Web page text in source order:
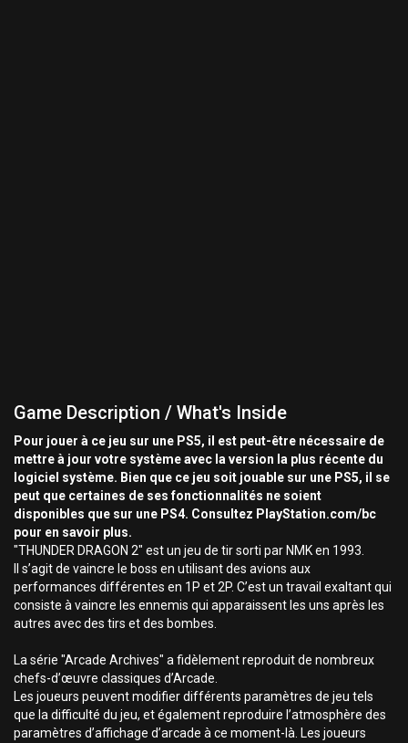
Game Description / What's Inside
Pour jouer à ce jeu sur une PS5, il est peut-être nécessaire de
mettre à jour votre système avec la version la plus récente du
logiciel système. Bien que ce jeu soit jouable sur une PS5, il se
peut que certaines de ses fonctionnalités ne soient
disponibles que sur une PS4. Consultez PlayStation.com/bc
pour en savoir plus.
"THUNDER DRAGON 2" est un jeu de tir sorti par NMK en 1993.
Il s’agit de vaincre le boss en utilisant des avions aux
performances différentes en 1P et 2P. C’est un travail exaltant qui
consiste à vaincre les ennemis qui apparaissent les uns après les
autres avec des tirs et des bombes.
La série "Arcade Archives" a fidèlement reproduit de nombreux
chefs-d’œuvre classiques d’Arcade.
Les joueurs peuvent modifier différents paramètres de jeu tels
que la difficulté du jeu, et également reproduire l’atmosphère des
paramètres d’affichage d’arcade à ce moment-là. Les joueurs